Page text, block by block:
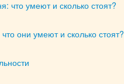
что умеют и сколько стоят?
они умеют и сколько стоят?